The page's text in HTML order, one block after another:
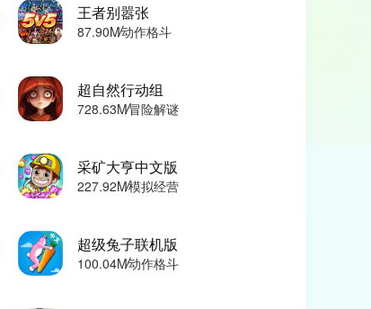
王者别嚣张
87.90M动作格斗
超自然行动组
728.63M冒险解谜
采矿大亨中文版
227.92M模拟经营
超级兔子联机版
100.04M动作格斗